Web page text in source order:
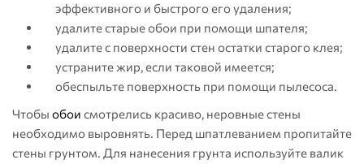
эффективного и быстрого его удаления;
удалите старые обои при помощи шпателя;
удалите с поверхности стен остатки старого клея;
устраните жир, если таковой имеется;
обеспыльте поверхность при помощи пылесоса.
Чтобы обои смотрелись красиво, неровные стены
необходимо выровнять. Перед шпатлеванием пропитайте
стены грунтом. Для нанесения грунта используйте валик